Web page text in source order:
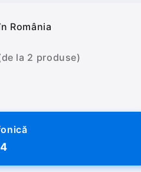
România
la 2 produse)